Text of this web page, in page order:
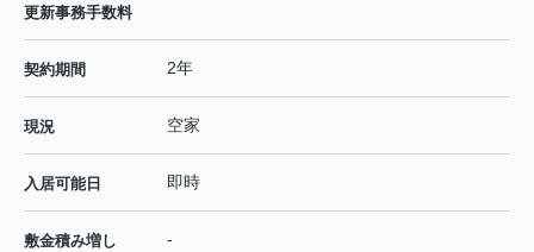
更新事務手数料
契約期間 2年
現況 空家
入居可能日 即時
敷金積み増し -